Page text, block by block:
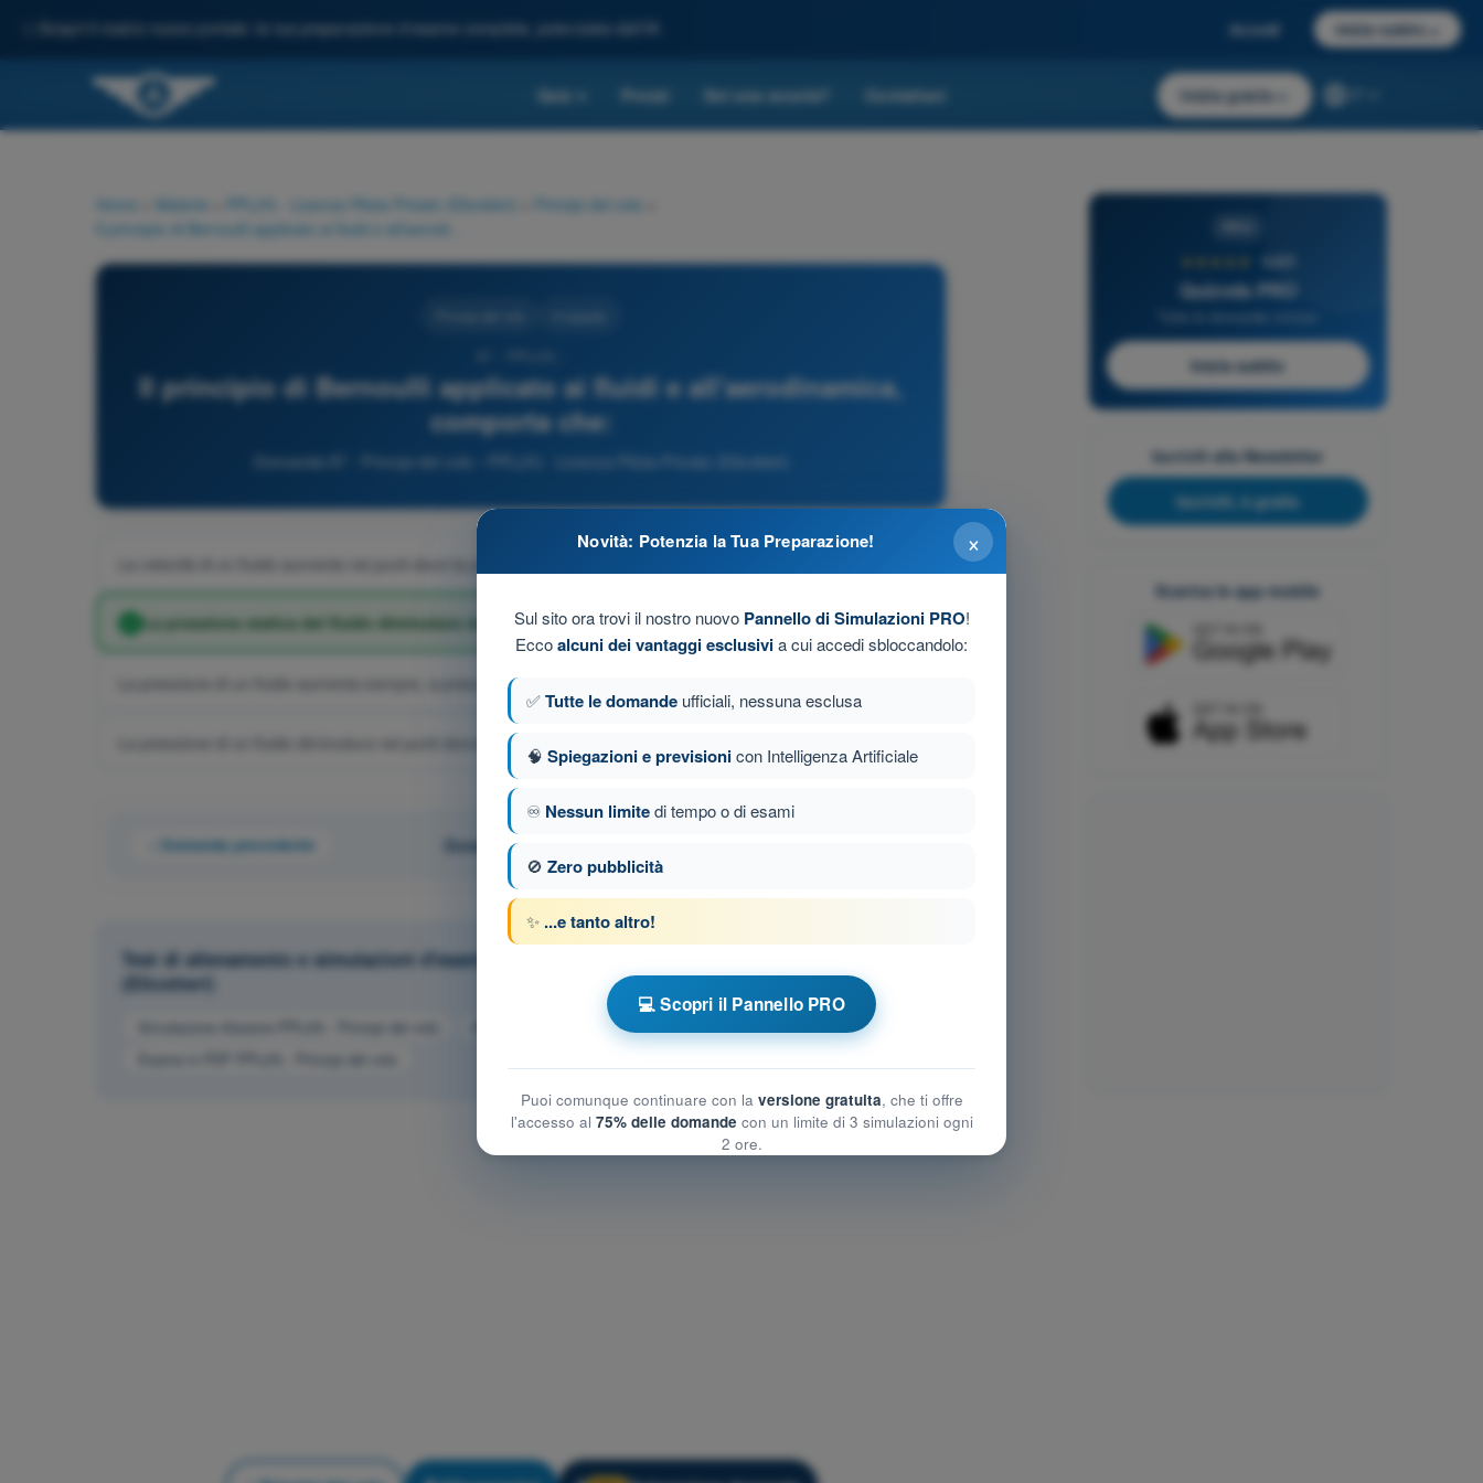
Scopri il nostro nuovo portale: la tua preparazione d'esame completa, potenziata dall'IA Accedi Inizia subito
Quiz Prezzi Sei una scuola? Contattaci Inizia gratis
Home Materie PPL(H) - Licenza Pilota Privato (Elicotteri) Principi del volo
Il principio di Bernoulli applicato ai fluidi e all'aerodinamica,
comporta che:
Domanda 87 - Principi del volo - PPL(H) - Licenza Pilota Privato (Elicotteri)
La pressione statica del fluido diminuisce nei punti dove la velocità del fluido aumenta.
La pressione di un fluido aumenta sempre, a prescindere dalla velocità.
La pressione di un fluido diminuisce nei punti dove la velocità del fluido diminuisce.
Domanda precedente Domanda 87 di 320
Test di allenamento e simulazioni d'esame a tempo PPL(H) - Licenza Pilota Privato
(Elicotteri)
Allenamento PPL(H) - Principi del volo
4,6/5
Quizvds PRO
Inizia subito
Iscriviti alla Newsletter
Iscriviti, è gratis
Scarica le app mobile
×
Novità: Potenzia la Tua Preparazione!
Sul sito ora trovi il nostro nuovo Pannello di Simulazioni PRO!
Eccoalcuni dei vantaggi esclusivia cui accedi sbloccandolo:
✅Tutte le domande ufficiali, nessuna esclusa
🧠 Spiegazioni e previsionicon Intelligenza Artificiale
♾️ Nessun limitedi tempo o di esami
🚫 Zero pubblicità
✨ ...e tanto altro!
💻 Scopri il Pannello PRO
Puoi comunque continuare con la versione gratuita, che ti offre
l'accesso al 75% delle domande con un limite di 3 simulazioni ogni
2 ore.